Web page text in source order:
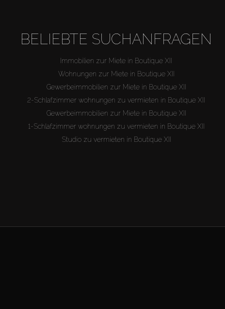
BELIEBTE SUCHANFRAGEN
Immobilien zur Miete in Boutique XII
Wohnungen zur Miete in Boutique XII
Gewerbeimmobilien zur Miete in Boutique XII
2-Schlafzimmer wohnungen zu vermieten in Boutique XII
Gewerbeimmobilien zur Miete in Boutique XII
1-Schlafzimmer wohnungen zu vermieten in Boutique XII
Studio zu vermieten in Boutique XII